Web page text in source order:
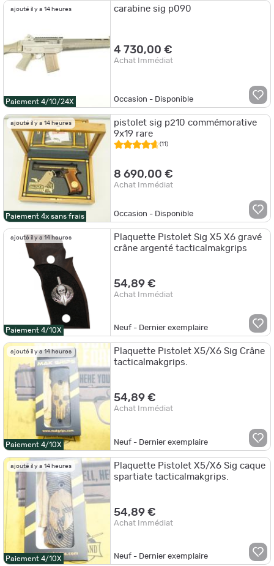
ajouté il y a 14 heures
Paiement 4/10/24X
carabine sig p090
4 730,00 €
Achat Immédiat
Occasion - Disponible
ajouté il y a 14 heures
Paiement 4x sans frais
pistolet sig p210 commémorative
9x19 rare
(11)
8 690,00 €
Achat Immédiat
Occasion - Disponible
ajouté il y a 14 heures
Paiement 4/10X
Plaquette Pistolet Sig X5 X6 gravé
crâne argenté tacticalmakgrips
54,89 €
Achat Immédiat
Neuf - Dernier exemplaire
ajouté il y a 14 heures
Paiement 4/10X
Plaquette Pistolet X5/X6 Sig Crâne
tacticalmakgrips.
54,89 €
Achat Immédiat
Neuf - Dernier exemplaire
ajouté il y a 14 heures
Paiement 4/10X
Plaquette Pistolet X5/X6 Sig caque
spartiate tacticalmakgrips.
54,89 €
Achat Immédiat
Neuf - Dernier exemplaire